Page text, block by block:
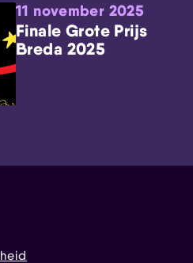
11 november 2025
Finale Grote Prijs
Breda 2025